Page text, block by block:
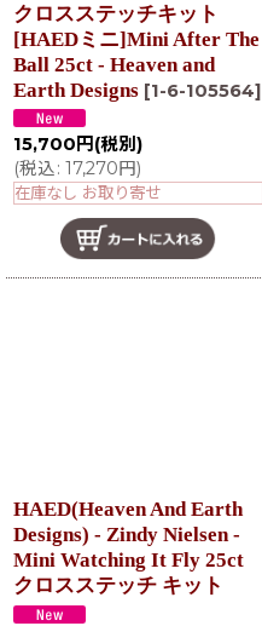
クロスステッチキット
[HAEDミニ]Mini After The
Ball 25ct - Heaven and
Earth Designs [1-6-105564]
15,700 円 (税別)
(税込: 17,270円)
在庫なし お取り寄せ
HAED(Heaven And Earth
Designs) - Zindy Nielsen -
Mini Watching It Fly 25ct
クロスステッチ キット